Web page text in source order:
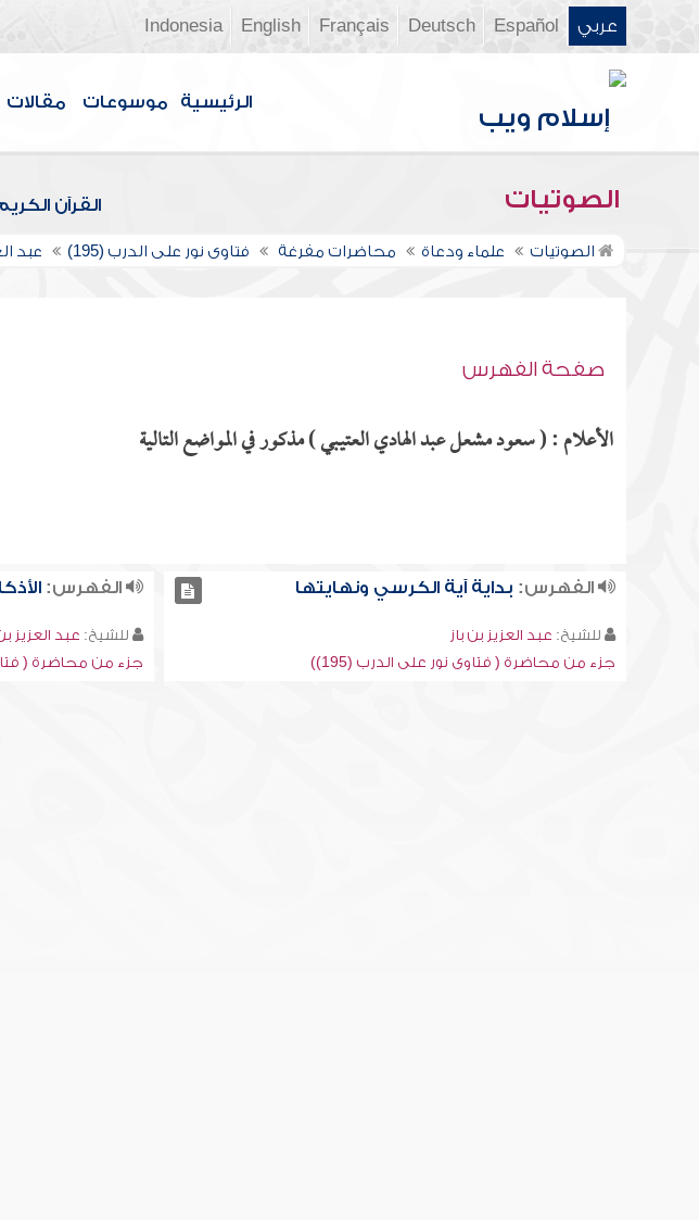
عربي Español
Deutsch
Français
English
Indonesia
الرئيسية موسوعات مقالات
الصوتيات القرآن
الصوتيات علماء ودعاة محاضرات مفرغة فتاوى نور على الدرب (195) عبد
صفحة الفهرس
الأعلام : ( سعود مشعل عبد الهادي العتيـبي ) مذكور في المواضع التالية
الفهرس: بداية آية الكرسي ونهايتها
للشيخ: عبد العزيز بن باز
جزء من محاضرة ( فتاوى نور على الدرب (195))
الفهرس:
للشيخ: عبد العزيز
جزء من محاضرة ( فتاوى